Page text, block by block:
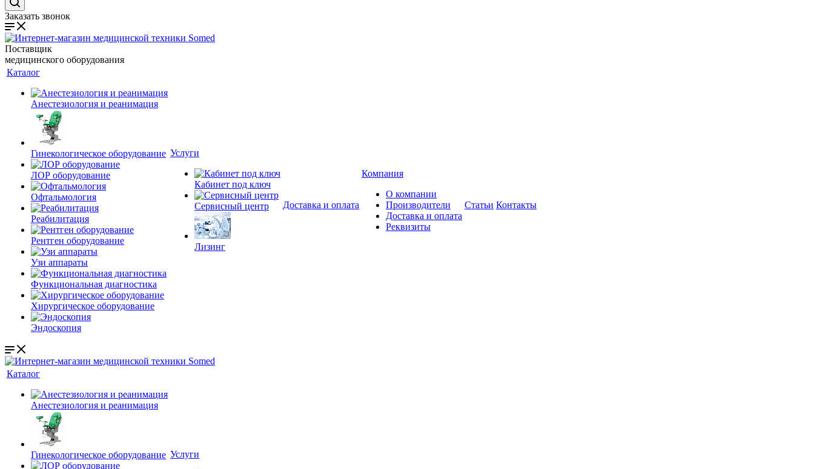
Заказать звонок
Поставщик
медицинского оборудования
Каталог
Анестезиология и реанимация
Гинекологическое оборудование
ЛОР оборудование
Офтальмология
Реабилитация
Рентген оборудование
Узи аппараты
Функциональная диагностика
Хирургическое оборудование
Эндоскопия
Услуги
Кабинет под ключ
Сервисный центр
Лизинг
Доставка и оплата
Компания
О компании
Производители
Доставка и оплата
Реквизиты
Статьи Контакты
Каталог
Анестезиология и реанимация
Гинекологическое оборудование Услуги